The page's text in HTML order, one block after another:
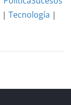
| Tecnología |